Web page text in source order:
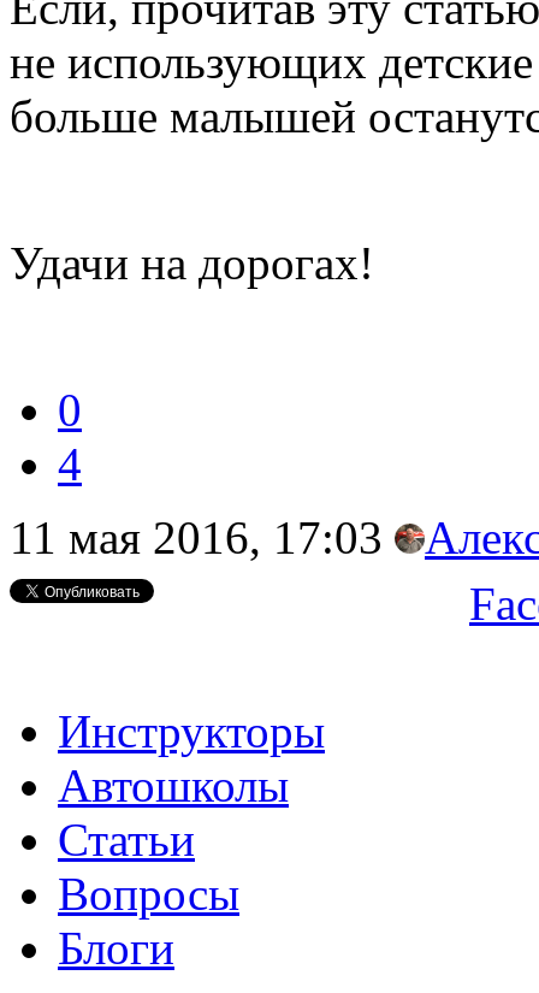
не использующих
больше малышей
Удачи на дорогах!
0
4
11 мая 2016, 17:03
Инструкторы
Автошколы
Статьи
Вопросы
Блоги